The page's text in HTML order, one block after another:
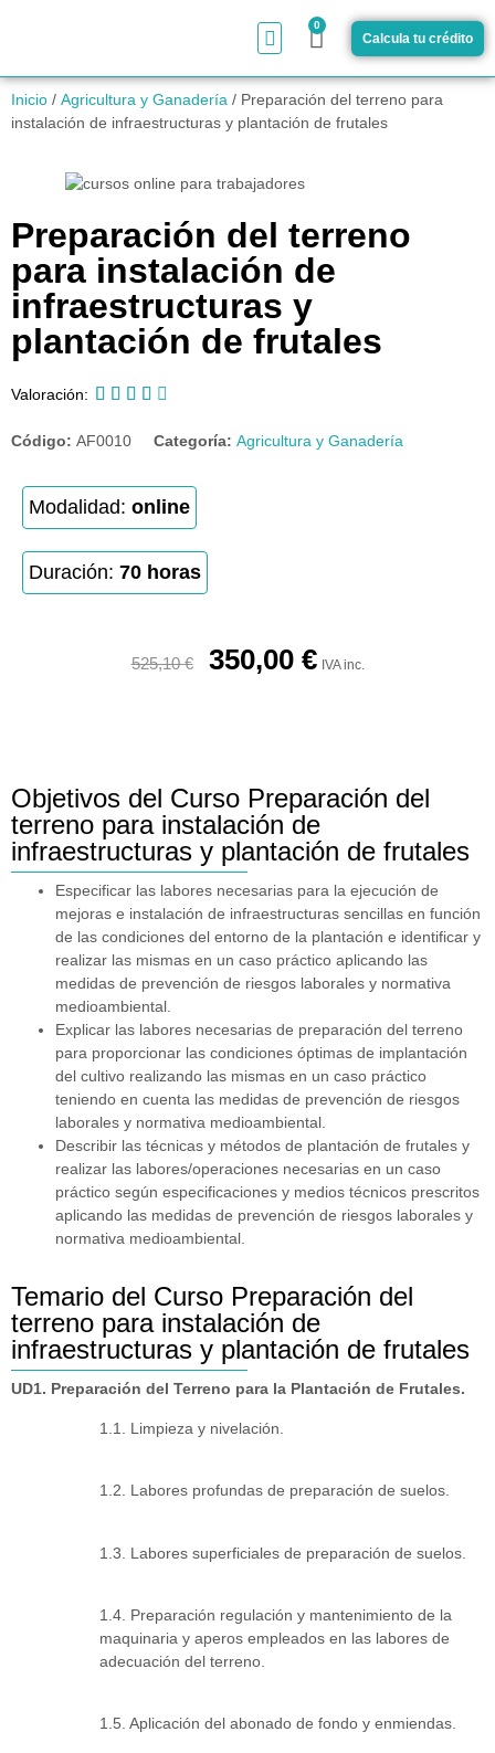
0
Calcula tu crédito
Inicio / Agricultura y Ganadería / Preparación del terreno para
instalación de infraestructuras y plantación de frutales
Preparación del terreno
para instalación de
infraestructuras y
plantación de frutales
Valoración:     
Código: AF0010 Categoría: Agricultura y Ganadería
Modalidad: online
Duración: 70 horas
525,10€ 350,00 € IVA inc.
Objetivos del Curso Preparación del
terreno para instalación de
infraestructuras y plantación de frutales
Especificar las labores necesarias para la ejecución de
mejoras e instalación de infraestructuras sencillas en función
de las condiciones del entorno de la plantación e identificar y
realizar las mismas en un caso práctico aplicando las
medidas de prevención de riesgos laborales y normativa
medioambiental.
Explicar las labores necesarias de preparación del terreno
para proporcionar las condiciones óptimas de implantación
del cultivo realizando las mismas en un caso práctico
teniendo en cuenta las medidas de prevención de riesgos
laborales y normativa medioambiental.
Describir las técnicas y métodos de plantación de frutales y
realizar las labores/operaciones necesarias en un caso
práctico según especificaciones y medios técnicos prescritos
aplicando las medidas de prevención de riesgos laborales y
normativa medioambiental.
Temario del Curso Preparación del
terreno para instalación de
infraestructuras y plantación de frutales
UD1. Preparación del Terreno para la Plantación de Frutales.
1.1. Limpieza y nivelación.
1.2. Labores profundas de preparación de suelos.
1.3. Labores superficiales de preparación de suelos.
1.4. Preparación regulación y mantenimiento de la
maquinaria y aperos empleados en las labores de
adecuación del terreno.
1.5. Aplicación del abonado de fondo y enmiendas.